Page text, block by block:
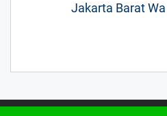
Jakarta Barat